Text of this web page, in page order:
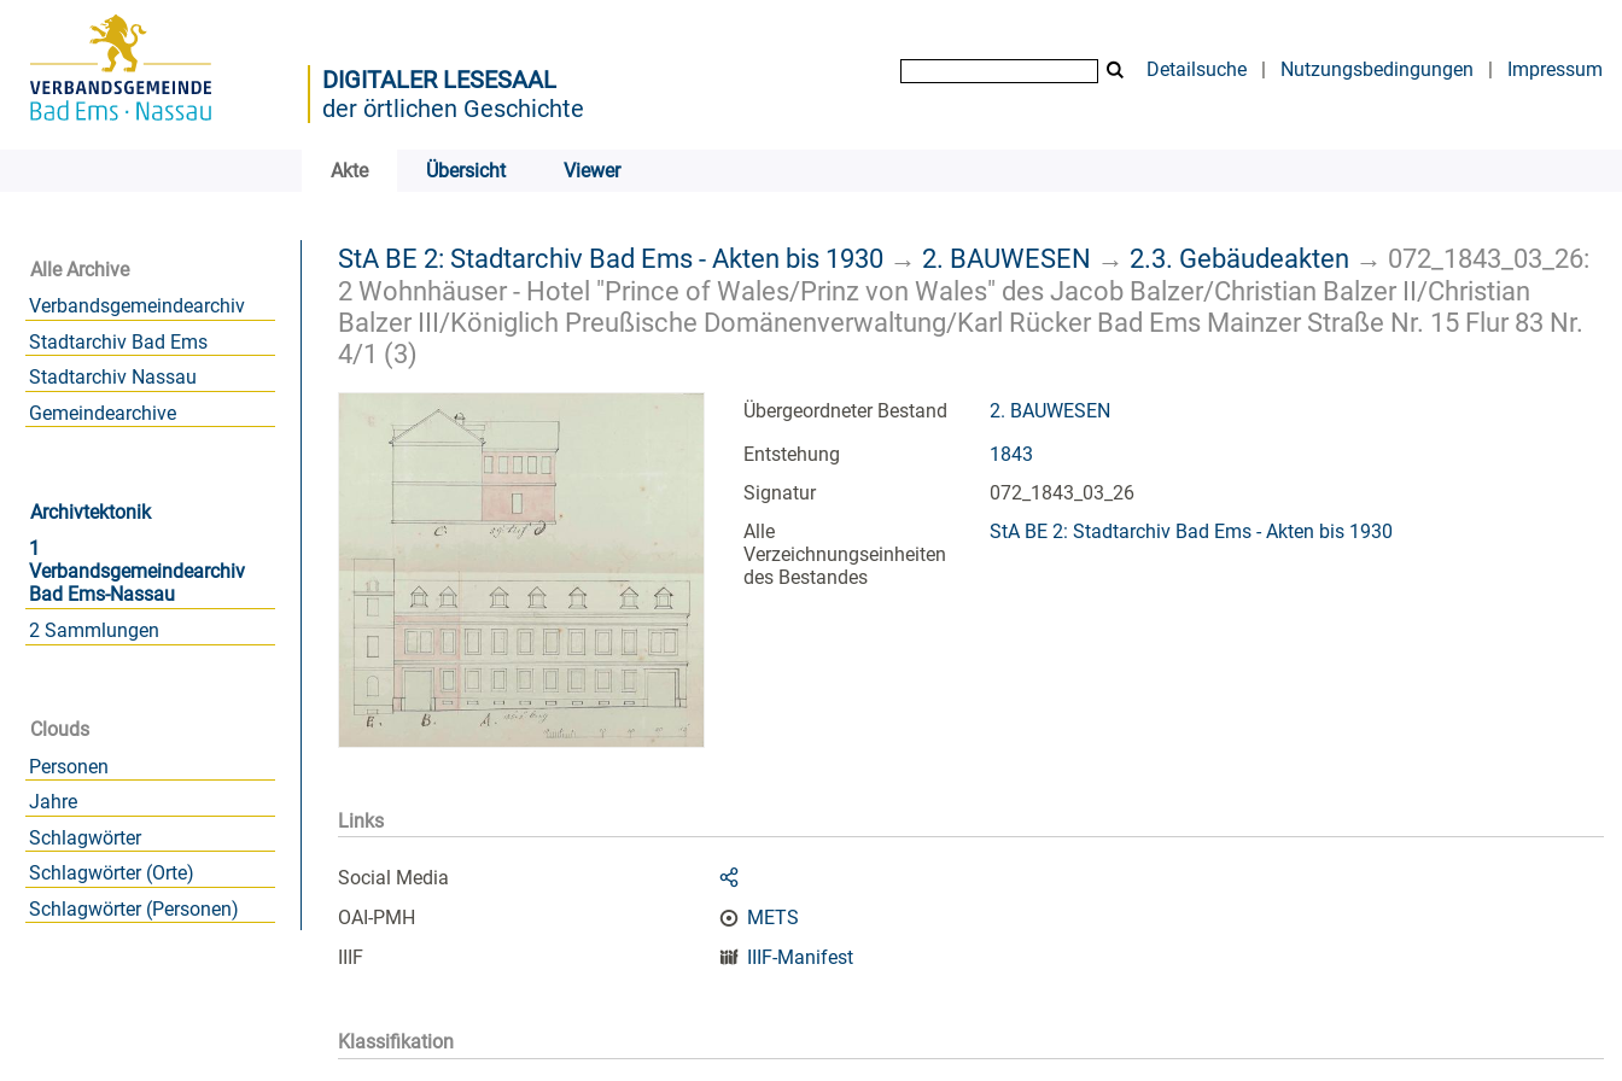
DIGITALER LESESAAL
der örtlichen Geschichte
Detailsuche | Nutzungsbedingungen | Impressum
Akte Übersicht Viewer
Alle Archive
Verbandsgemeindearchiv
Stadtarchiv Bad Ems
Stadtarchiv Nassau
Gemeindearchive
Archivtektonik
1
Verbandsgemeindearchiv
Bad Ems-Nassau
2 Sammlungen
Clouds
Personen
Jahre
Schlagwörter
Schlagwörter (Orte)
Schlagwörter (Personen)
StA BE 2: Stadtarchiv Bad Ems - Akten bis 1930 → 2. BAUWESEN → 2.3. Gebäudeakten → 072_1843_03_26:
2 Wohnhäuser - Hotel "Prince of Wales/Prinz von Wales" des Jacob Balzer/Christian Balzer II/Christian
Balzer III/Königlich Preußische Domänenverwaltung/Karl Rücker Bad Ems Mainzer Straße Nr. 15 Flur 83 Nr.
4/1 (3)
Übergeordneter Bestand
2. BAUWESEN
Entstehung
1843
Signatur
072_1843_03_26
Alle
Verzeichnungseinheiten
des Bestandes
StA BE 2: Stadtarchiv Bad Ems - Akten bis 1930
Links
Social Media
OAI-PMH
METS
IIIF
IIIF-Manifest
Klassifikation